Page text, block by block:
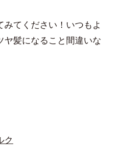
てください！いつもよ
ヤ髪になること間違いな
ク